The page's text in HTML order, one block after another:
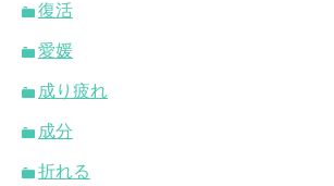
復活
愛媛
成り疲れ
成分
折れる